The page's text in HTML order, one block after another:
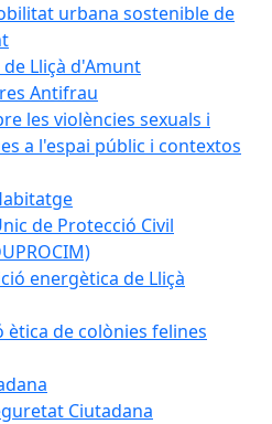
urbana sostenible de
Lliçà d'Amunt
Antifrau
les violències sexuals i
a l'espai públic i contextos
de Protecció Civil
energètica de Lliçà
ètica de colònies felines
Ciutadana